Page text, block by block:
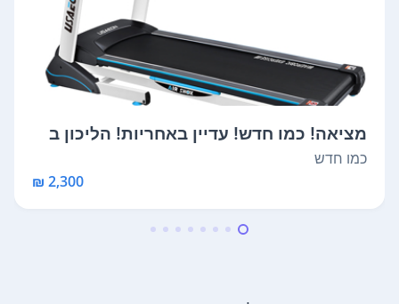
מציאה! כמו חדש! עדיין באחריות! הליכון ב
י...
כמו חדש
2,300 ₪